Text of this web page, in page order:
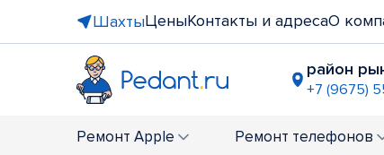
ШахтыЦеныКонтакты и адресаО
район
+7 (9675)
Ремонт Apple Ремонт телефонов